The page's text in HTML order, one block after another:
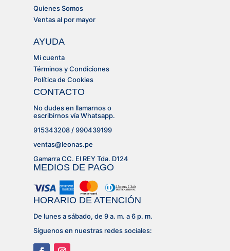
Quienes Somos
Ventas al por mayor
AYUDA
Mi cuenta
Términos y Condiciones
Política de Cookies
CONTACTO
No dudes en llamarnos o
escribirnos vía Whatsapp.
915343208 / 990439199
ventas@leonas.pe
Gamarra CC. El REY Tda. D124
MEDIOS DE PAGO
HORARIO DE ATENCIÓN
De lunes a sábado, de 9 a. m. a 6 p. m.
Síguenos en nuestras redes sociales: